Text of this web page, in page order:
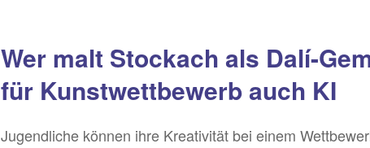
Wer malt Stockach als Dalí-
für Kunstwettbewerb auch KI
Jugendliche können ihre Kreativität bei einem